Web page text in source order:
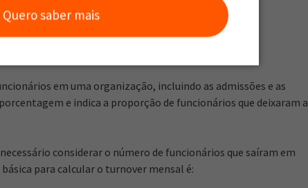
Quero saber mais
de Turnover
em uma organização, incluindo as admissões e as
e indica a proporção de funcionários que deixaram a
considerar o número de funcionários que saíram em
para calcular o turnover mensal é: